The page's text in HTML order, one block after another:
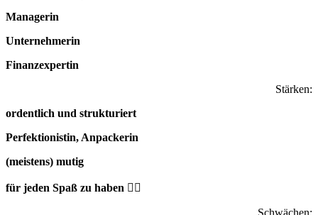
Managerin
Unternehmerin
Finanzexpertin
Stärken:
ordentlich und strukturiert
Perfektionistin, Anpackerin
(meistens) mutig
für jeden Spaß zu haben 🦸‍♀️